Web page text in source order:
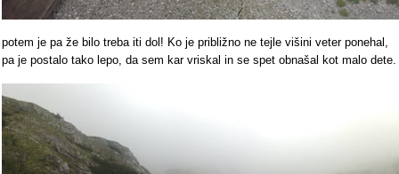
potem je pa že bilo treba iti dol! Ko je približno ne tejle višini veter ponehal,
pa je postalo tako lepo, da sem kar vriskal in se spet obnašal kot malo dete.